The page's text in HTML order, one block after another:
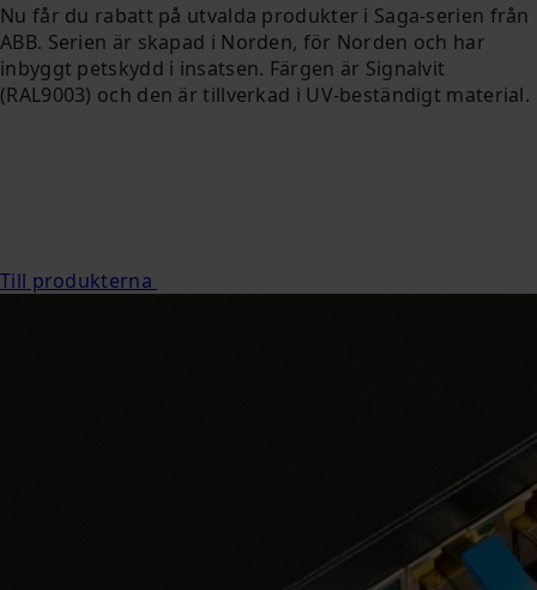
Nu får du rabatt på utvalda produkter i Saga-serien från
ABB. Serien är skapad i Norden, för Norden och har
inbyggt petskydd i insatsen. Färgen är Signalvit
(RAL9003) och den är tillverkad i UV-beständigt material.
Till produkterna